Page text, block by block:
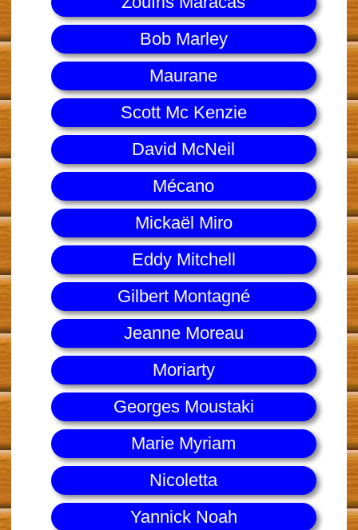
Bob Marley
Maurane
Scott Mc Kenzie
David McNeil
Mécano
Mickaël Miro
Eddy Mitchell
Gilbert Montagné
Jeanne Moreau
Moriarty
Georges Moustaki
Marie Myriam
Nicoletta
Yannick Noah